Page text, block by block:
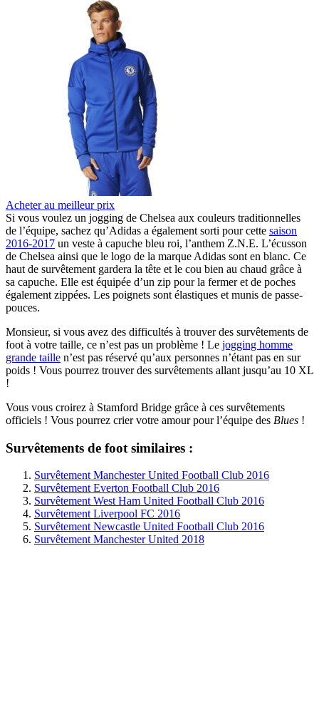
Acheter au meilleur prix
Si vous voulez un jogging de Chelsea aux couleurs traditionnelles
de l’équipe, sachez qu’Adidas a également sorti pour cette saison
2016-2017 un veste à capuche bleu roi, l’anthem Z.N.E. L’écusson
de Chelsea ainsi que le logo de la marque Adidas sont en blanc. Ce
haut de survêtement gardera la tête et le cou bien au chaud grâce à
sa capuche. Elle est équipée d’un zip pour la fermer et de poches
également zippées. Les poignets sont élastiques et munis de passe-
pouces.
Monsieur, si vous avez des difficultés à trouver des survêtements de
foot à votre taille, ce n’est pas un problème ! Le jogging homme
grande taille n’est pas réservé qu’aux personnes n’étant pas en sur
poids ! Vous pourrez trouver des survêtements allant jusqu’au 10 XL
!
Vous vous croirez à Stamford Bridge grâce à ces survêtements
officiels ! Vous pourrez crier votre amour pour l’équipe des Blues !
Survêtements de foot similaires :
Survêtement Manchester United Football Club 2016
Survêtement Everton Football Club 2016
Survêtement West Ham United Football Club 2016
Survêtement Liverpool FC 2016
Survêtement Newcastle United Football Club 2016
Survêtement Manchester United 2018